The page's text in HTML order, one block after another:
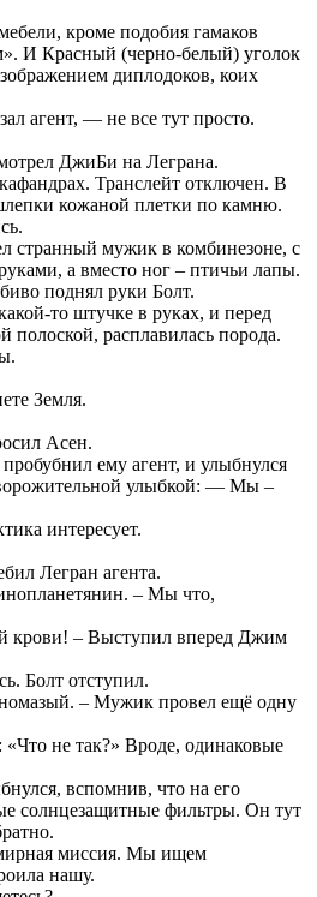
кроме подобия гамаков
И Красный (черно-белый) уголок
диплодоков, коих
агент, — не все тут просто.
ДжиБи на Леграна.
Транслейт отключен. В
кожаной плетки по камню.
странный мужик в комбинезоне, с
а вместо ног – птичьи лапы.
поднял руки Болт.
то штучке в руках, и перед
полоской, расплавилась порода.
Земля.
Асен.
ему агент, и улыбнулся
улыбкой: — Мы –
интересует.
Легран агента.
– Мы что,
крови! – Выступил вперед Джим
Болт отступил.
– Мужик провел ещё одну
не так?» Вроде, одинаковые
вспомнив, что на его
солнцезащитные фильтры. Он тут
миссия. Мы ищем
нашу.